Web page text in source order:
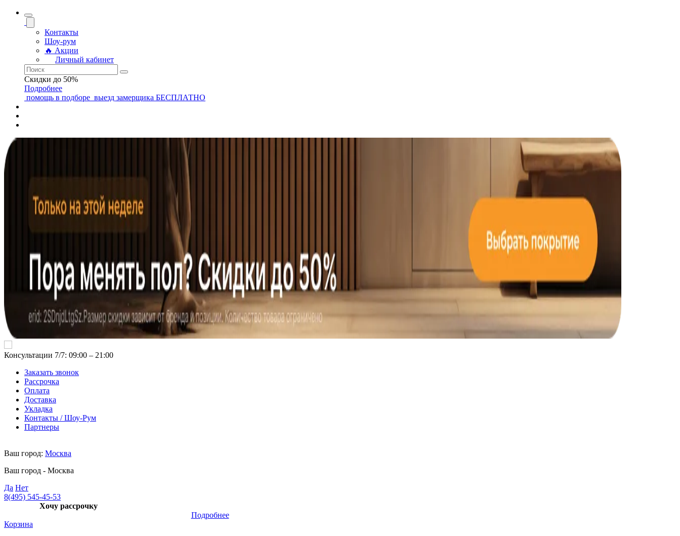
Контакты
Шоу-рум
🔥 Акции
Личный кабинет
Скидки до 50%
Подробнее
помощь в подборе выезд замерщика БЕСПЛАТНО
Консультации 7/7: 09:00 ‒ 21:00
Заказать звонок
Рассрочка
Оплата
Доставка
Укладка
Контакты / Шоу-Рум
Партнеры
Ваш город: Москва
Ваш город - Москва
Да Нет
8(495) 545-45-53
Хочу рассрочку
Подробнее
Корзина